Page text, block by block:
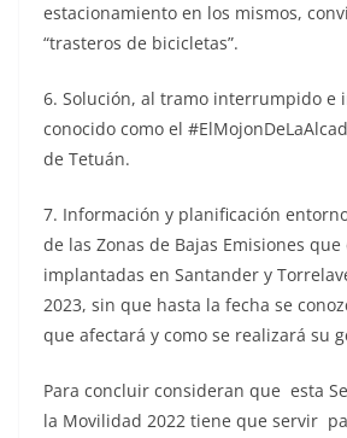
estacionamiento en los mismos,
“trasteros de bicicletas”.
6. Solución, al tramo interrumpido e
conocido como el
de Tetuán.
7. Información y planificación
de las Zonas de Bajas Emisiones
implantadas en Santander y
2023, sin que hasta la fecha se
que afectará y como se realizará su
Para concluir consideran que esta
la Movilidad 2022 tiene que servir